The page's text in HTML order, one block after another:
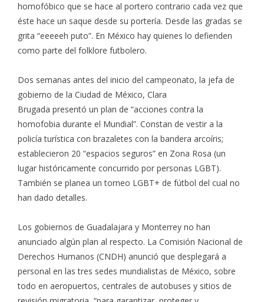
homofóbico que se hace al portero contrario cada vez que
éste hace un saque desde su portería. Desde las gradas se
grita “eeeeeh puto”. En México hay quienes lo defienden
como parte del folklore futbolero.
Dos semanas antes del inicio del campeonato, la jefa de
gobierno de la Ciudad de México, Clara
Brugada presentó un plan de “acciones contra la
homofobia durante el Mundial”. Constan de vestir a la
policía turística con brazaletes con la bandera arcoíris;
establecieron 20 “espacios seguros” en Zona Rosa (un
lugar históricamente concurrido por personas LGBT).
También se planea un torneo LGBT+ de fútbol del cual no
han dado detalles.
Los gobiernos de Guadalajara y Monterrey no han
anunciado algún plan al respecto. La Comisión Nacional de
Derechos Humanos (CNDH) anunció que desplegará a
personal en las tres sedes mundialistas de México, sobre
todo en aeropuertos, centrales de autobuses y sitios de